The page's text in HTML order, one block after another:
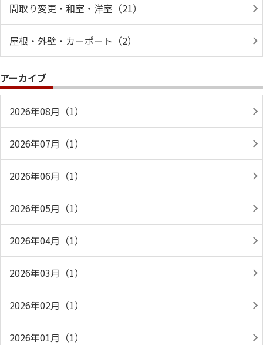
間取り変更・和室・洋室（21）
屋根・外壁・カーポート（2）
アーカイブ
2026年08月（1）
2026年07月（1）
2026年06月（1）
2026年05月（1）
2026年04月（1）
2026年03月（1）
2026年02月（1）
2026年01月（1）